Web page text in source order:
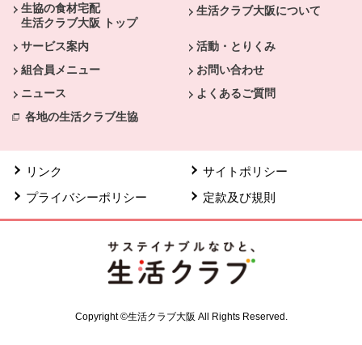
生協の食材宅配
生活クラブ大阪 トップ
生活クラブ大阪について
サービス案内
活動・とりくみ
組合員メニュー
お問い合わせ
ニュース
よくあるご質問
各地の生活クラブ生協
リンク
サイトポリシー
プライバシーポリシー
定款及び規則
Copyright ©生活クラブ大阪 All Rights Reserved.